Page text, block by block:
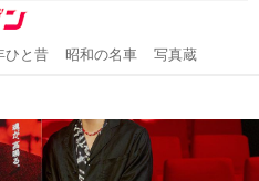
ひと昔 昭和の名車 写真蔵